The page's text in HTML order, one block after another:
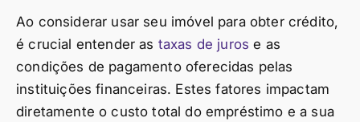
Ao considerar usar seu imóvel para obter crédito,
é crucial entender as taxas de juros e as
condições de pagamento oferecidas pelas
instituições financeiras. Estes fatores impactam
diretamente o custo total do empréstimo e a sua